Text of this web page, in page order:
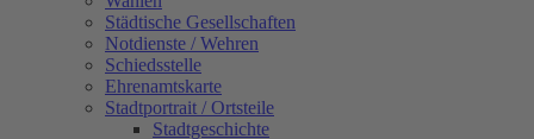
Städtische Gesellschaften
Notdienste / Wehren
Schiedsstelle
Ehrenamtskarte
Stadtportrait / Ortsteile
Stadtgeschichte